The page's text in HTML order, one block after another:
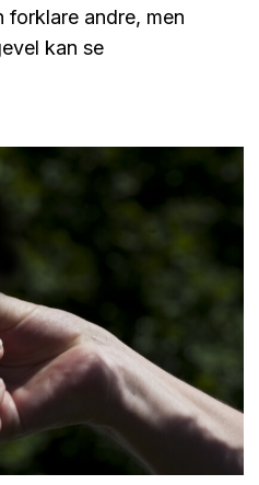
forklare andre, men
kan se